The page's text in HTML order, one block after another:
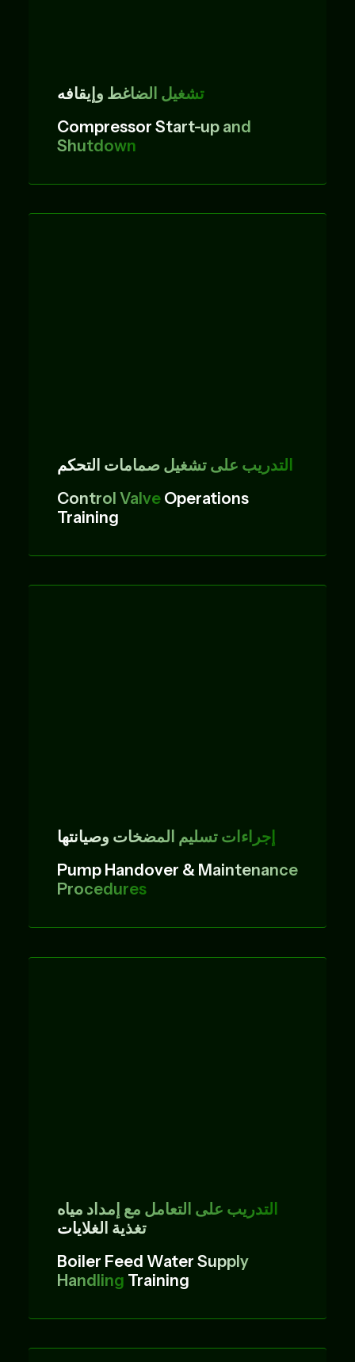
تشغيل الضاغط وإيقافه
Compressor Start-up and
Shutdown
التدريب على تشغيل صمامات التحكم
Control Valve Operations
Training
إجراءات تسليم المضخات وصيانتها
Pump Handover & Maintenance
Procedures
التدريب على التعامل مع إمداد مياه
تغذية الغلايات
Boiler Feed Water Supply
Handling Training